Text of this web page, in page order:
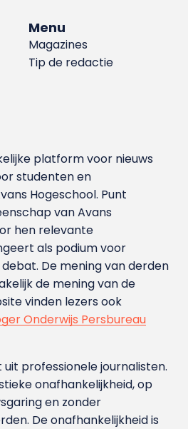
Menu
Magazines
Tip de redactie
platform voor nieuws
studenten en
Hoge­school. Punt
van Avans
hen relevante
als podium voor
De mening van derden
de mening van de
vinden lezers ook
Onderwijs Persbureau
professionele journalisten.
onafhankelijkheid, op
en zonder
De onafhankelijkheid is